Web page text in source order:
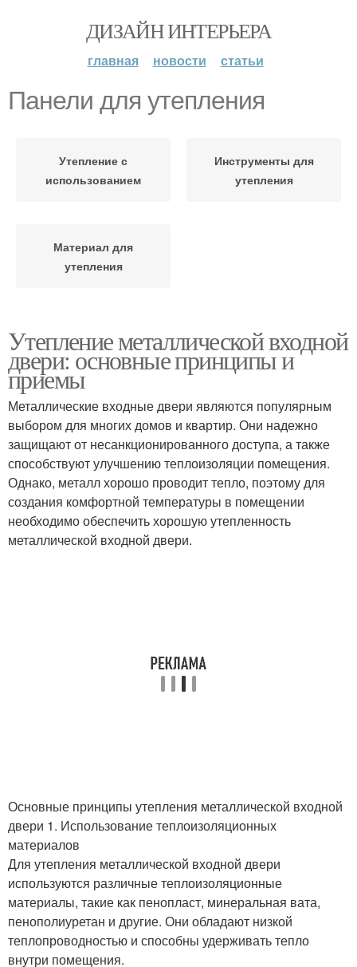
ДИЗАЙН ИНТЕРЬЕРА
главная новости статьи
Панели для утепления
Утепление с
использованием
Инструменты для
утепления
Материал для
утепления
Утепление металлической входной
двери: основные принципы и
приемы
Металлические входные двери являются популярным
выбором для многих домов и квартир. Они надежно
защищают от несанкционированного доступа, а также
способствуют улучшению теплоизоляции помещения.
Однако, металл хорошо проводит тепло, поэтому для
создания комфортной температуры в помещении
необходимо обеспечить хорошую утепленность
металлической входной двери.
Основные принципы утепления металлической входной
двери 1. Использование теплоизоляционных
материалов
Для утепления металлической входной двери
используются различные теплоизоляционные
материалы, такие как пенопласт, минеральная вата,
пенополиуретан и другие. Они обладают низкой
теплопроводностью и способны удерживать тепло
внутри помещения.